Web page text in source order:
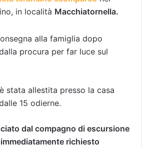
in località Macchiatornella.
alla famiglia dopo
procura per far luce sul
stata allestita presso la casa
15 odierne.
dal compagno di escursione
richiesto